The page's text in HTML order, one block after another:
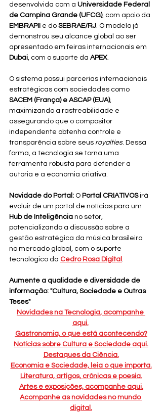
desenvolvida com a Universidade Federal
de Campina Grande (UFCG), com apoio da
EMBRAPII
e do SEBRAE/RJ. O modelo já
demonstrou seu alcance global ao ser
apresentado em feiras internacionais em
Dubai, com o suporte da APEX.
O sistema possui parcerias internacionais
estratégicas com sociedades como
SACEM (França) e ASCAP (EUA),
maximizando a rastreabilidade e
assegurando que o compositor
independente obtenha controle e
transparência sobre seus royalties. Dessa
forma, a tecnologia se torna uma
ferramenta robusta para defender a
autoria e a economia criativa.
Novidade do Portal: O Portal CRIATIVOS irá
evoluir de um portal de notícias para um
Hub de Inteligência no setor,
potencializando a discussão sobre a
gestão estratégica da música brasileira
no mercado global, com o suporte
tecnológico da Cedro Rosa Digital .
Aumente a qualidade e diversidade de
informação: "Cultura, Sociedade e Outras
Teses"
Novidades na Tecnologia, acompanhe
aqui.
Gastronomia, o que está acontecendo?
Notícias sobre Cultura e Sociedade aqui.
Destaques da Ciência.
Economia e Sociedade, leia o que importa.
Literatura, artigos, crônicas e poesia.
Artes e exposições, acompanhe aqui.
Acompanhe as novidades no mundo
digital.